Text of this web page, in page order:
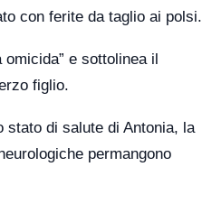
con ferite da taglio ai polsi.
e sottolinea il
figlio.
stato di salute di Antonia, la
permangono